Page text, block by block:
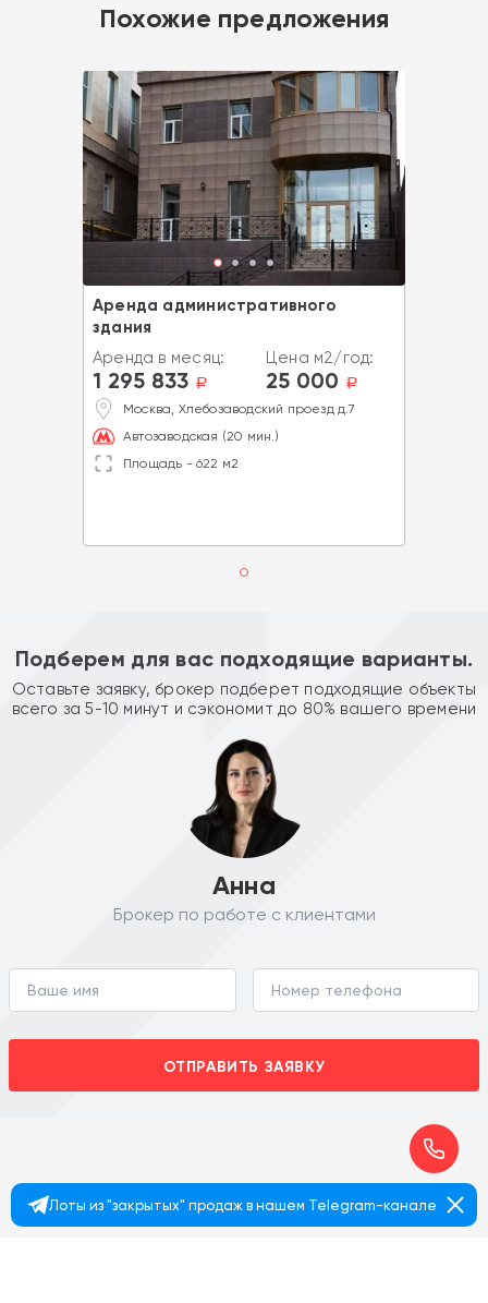
Похожие предложения
Аренда административного
здания
Аренда в месяц:
1 295 833 a
Цена м2/год:
25 000 a
Москва, Хлебозаводский проезд д.7
Автозаводская (20 мин.)
Площадь - 622 м2
Подберем для вас подходящие варианты.
Оставьте заявку, брокер подберет подходящие объекты
всего за 5-10 минут и сэкономит до 80% вашего времени
Анна
Брокер по работе с клиентами
ОТПРАВИТЬ ЗАЯВКУ
Лоты из "закрытых" продаж в нашем Telegram-канале